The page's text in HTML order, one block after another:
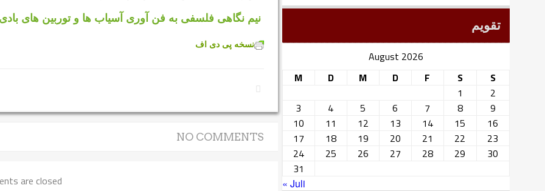
نیم نگاهی فلسفی به فن آوری آسیاب ها و توربین های بادی
نسخه پی دی اف
NO COMMENTS
are closed.
تقویم
August 2026
M
D M D F S
S
1
2
3
4 5 6 7 8
9
10
11 12 13 14 15
16
17
18 19 20 21 22
23
24
25 26 27 28 29
30
31
« Juli